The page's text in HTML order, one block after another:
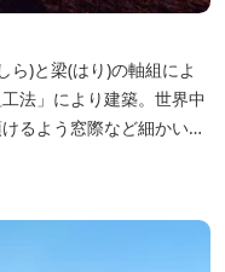
法」により建築。世界中
るよう窓際など細かいデ
籠棟では各棟1階に入居
た世界観を各客室でお楽